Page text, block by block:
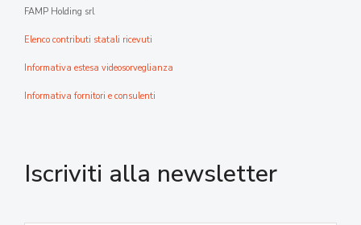
FAMP Holding srl
Elenco contributi statali ricevuti
Informativa estesa videosorveglianza
Informativa fornitori e consulenti
Iscriviti alla newsletter